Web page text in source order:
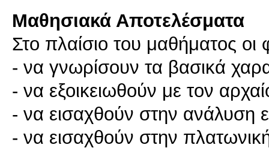
Μαθησιακά Αποτελέσματα
Στο πλαίσιο του μαθήματος οι
- να γνωρίσουν τα βασικά
- να εξοικειωθούν με τον
- να εισαχθούν στην ανάλυση